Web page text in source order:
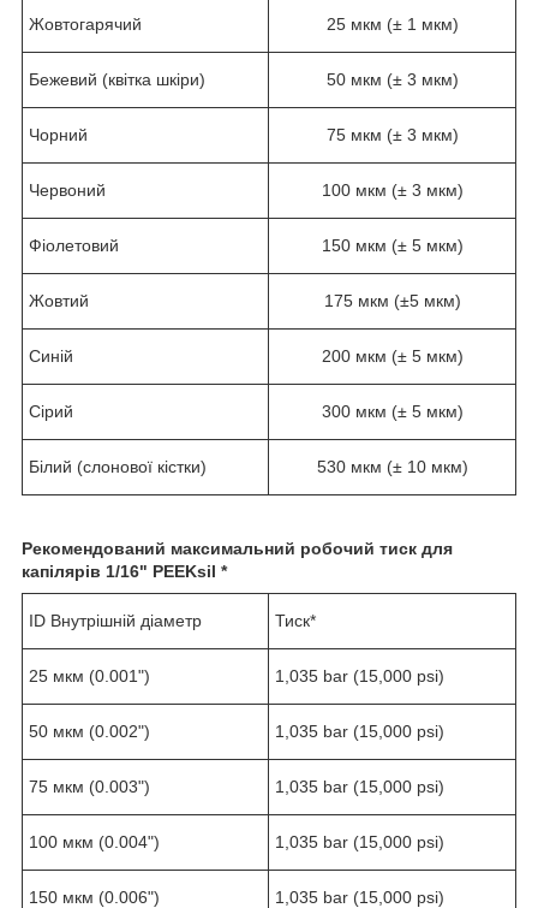
Жовтогарячий 25 мкм (± 1 мкм)
Бежевий (квітка шкіри) 50 мкм (± 3 мкм)
Чорний 75 мкм (± 3 мкм)
Червоний 100 мкм (± 3 мкм)
Фіолетовий 150 мкм (± 5 мкм)
Жовтий 175 мкм (±5 мкм)
Синій 200 мкм (± 5 мкм)
Сірий 300 мкм (± 5 мкм)
Білий (слонової кістки) 530 мкм (± 10 мкм)
Рекомендований максимальний робочий тиск для
капілярів 1/16" PEEKsil *
ID Внутрішній діаметр Тиск*
25 мкм (0.001") 1,035 bar (15,000 psi)
50 мкм (0.002") 1,035 bar (15,000 psi)
75 мкм (0.003") 1,035 bar (15,000 psi)
100 мкм (0.004") 1,035 bar (15,000 psi)
150 мкм (0.006") 1,035 bar (15,000 psi)